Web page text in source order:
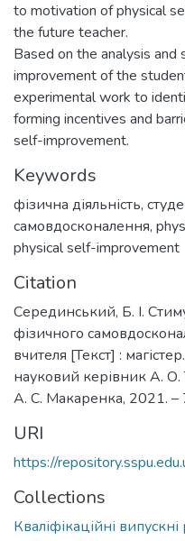
to motivation of physical
the future teacher.
Based on the analysis
improvement of the
experimental work to
forming incentives and
self-improvement.
Keywords
фізична діяльність,
самовдосконалення,
physical self-improvement
Citation
Серединський, Б. І.
фізичного
вчителя [Текст] :
науковий керівник А.
А. С. Макаренка, 2021. –
URI
https://
Collections
Кваліфікаційні